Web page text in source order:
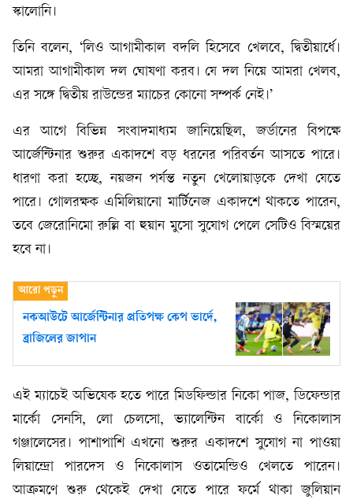
স্কালোনি।
তিনি বলেন, ‘লিও আগামীকাল বদলি হিসেবে খেলবে, দ্বিতীয়ার্ধে।
আমরা আগামীকাল দল ঘোষণা করব। যে দল নিয়ে আমরা খেলব,
এর সঙ্গে দ্বিতীয় রাউন্ডের ম্যাচের কোনো সম্পর্ক নেই।’
এর আগে বিভিন্ন সংবাদমাধ্যম জানিয়েছিল, জর্ডানের বিপক্ষে
আর্জেন্টিনার শুরুর একাদশে বড় ধরনের পরিবর্তন আসতে পারে।
ধারণা করা হচ্ছে, নয়জন পর্যন্ত নতুন খেলোয়াড়কে দেখা যেতে
পারে। গোলরক্ষক এমিলিয়ানো মার্টিনেজ একাদশে থাকতে পারেন,
তবে জেরোনিমো রুল্লি বা হুয়ান মুসো সুযোগ পেলে সেটিও বিস্ময়ের
হবে না।
নকআউটে আর্জেন্টিনার প্রতিপক্ষ কেপ ভার্দে,
ব্রাজিলের জাপান
এই ম্যাচেই অভিষেক হতে পারে মিডফিল্ডার নিকো পাজ, ডিফেন্ডার
মার্কো সেনসি, লো চেলসো, ভ্যালেন্টিন বার্কো ও নিকোলাস
গঞ্জালেসের। পাশাপাশি এখনো শুরুর একাদশে সুযোগ না পাওয়া
লিয়ান্দ্রো পারদেস ও নিকোলাস ওতামেন্ডিও খেলতে পারেন।
আক্রমণে শুরু থেকেই দেখা যেতে পারে ফর্মে থাকা জুলিয়ান